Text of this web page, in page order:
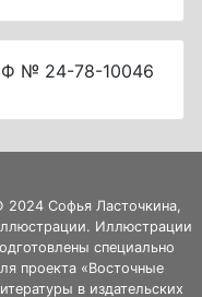
№ 24-78-10046
2024 Софья Ласточкина,
Иллюстрации
специально
проекта «Восточные
в издательских